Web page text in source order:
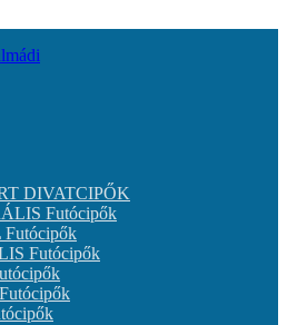
DIVATCIPŐK
Futócipők
Futócipők